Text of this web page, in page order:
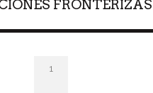
FRONTERIZAS
1